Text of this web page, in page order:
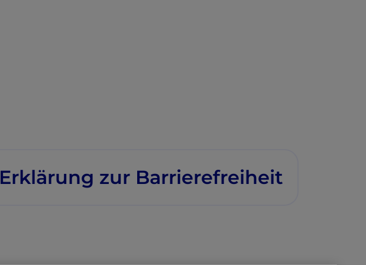
Erklärung zur Barrierefreiheit